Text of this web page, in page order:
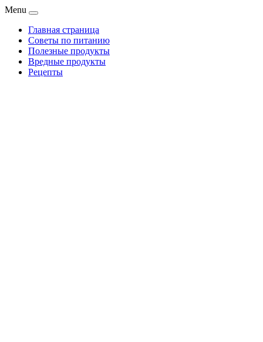
Menu
Главная страница
Советы по питанию
Полезные продукты
Вредные продукты
Рецепты